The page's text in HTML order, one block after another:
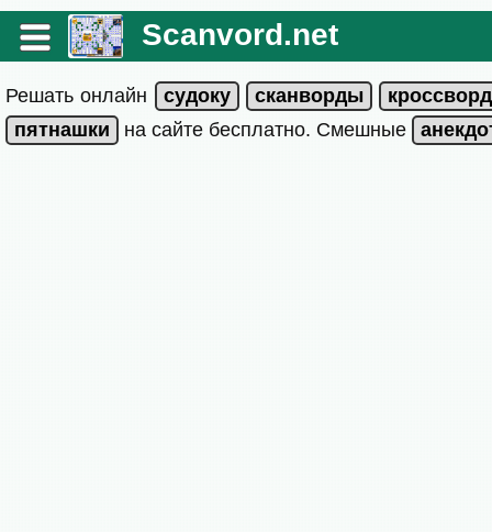
Scanvord.net
Решать онлайн
на сайте бесплатно. Смешные